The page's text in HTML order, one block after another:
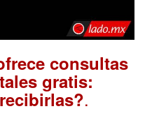
consultas
gratis:
.